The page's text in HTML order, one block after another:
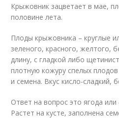
Крыжовник зацветает в мае,
половине лета.
Плоды крыжовника – круглые
зеленого, красного, желтого,
длину, с гладкой либо
плотную кожуру спелых
и семена. Вкус кисло-сладкий,
Ответ на вопрос это ягода
Растет на кусте, заполнена